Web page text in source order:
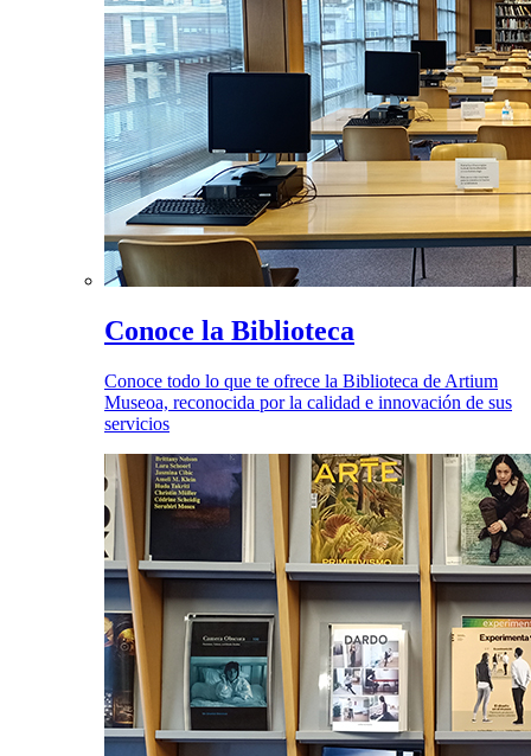
Conoce la Biblioteca
Conoce todo lo que te ofrece la Biblioteca de Artium
Museoa, reconocida por la calidad e innovación de sus
servicios